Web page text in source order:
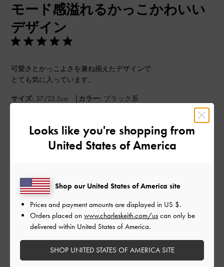
モード感溢れるかっこかわいい
デザイン
可愛さとかっこよさを兼ね揃えたデザインで
とても気に入っています。
サイズ: 37/23.5cm | カラー: ブラック系
とてもよかった
もっと見る
Looks like you're shopping from
United States of America
Shop our United States of America site
Prices and payment amounts are displayed in US $.
Orders placed on www.charleskeith.com/us can only be
delivered within United States of America.
SHOP UNITED STATES OF AMERICA SITE